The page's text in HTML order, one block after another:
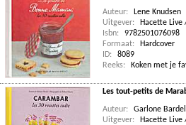
Auteur:
Lene Knudsen
Uitgever:
Hacette
Isbn:
9782501076098
Formaat:
Hardcover
ID:
8089
Reeks:
Koken met je
Les tout-petits de
Auteur:
Garlone Bardel
Uitgever:
Hacette